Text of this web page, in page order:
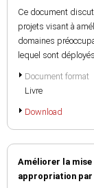
Ce document
projets visant à
domaines
lequel sont
Document format
Livre
Download
Améliorer la mise
appropriation